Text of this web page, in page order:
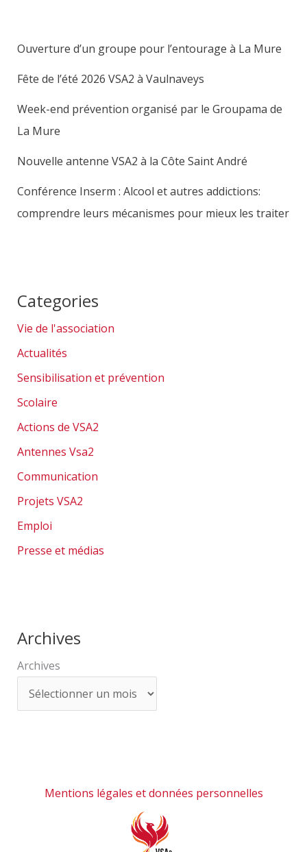
Ouverture d’un groupe pour l’entourage à La Mure
Fête de l’été 2026 VSA2 à Vaulnaveys
Week-end prévention organisé par le Groupama de
La Mure
Nouvelle antenne VSA2 à la Côte Saint André
Conférence Inserm : Alcool et autres addictions:
comprendre leurs mécanismes pour mieux les traiter
Categories
Vie de l'association
Actualités
Sensibilisation et prévention
Scolaire
Actions de VSA2
Antennes Vsa2
Communication
Projets VSA2
Emploi
Presse et médias
Archives
Archives
Mentions légales et données personnelles